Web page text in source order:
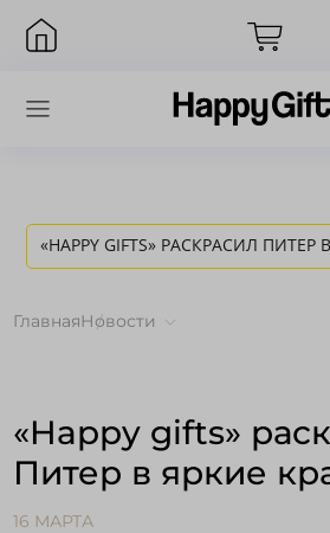
«HAPPY GIFTS» РАСКРАСИЛ
ГлавнаяНовости
«Happy gifts»
Питер в яркие
16 МАРТА
Вход
Запомнить меня